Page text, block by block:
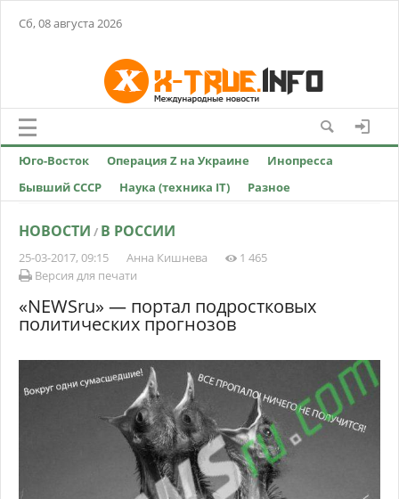
Сб, 08 августа 2026
Юго-Восток Операция Z на Украине
Инопресса
Бывший СССР
Наука (техника IT) Разное
НОВОСТИ / В РОССИИ
25-03-2017, 09:15 Анна Кишнева
1 465
Версия для печати
«NEWSru» — портал подростковых
политических прогнозов